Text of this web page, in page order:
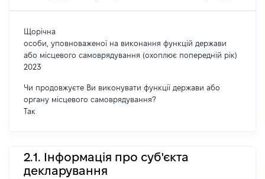
Щорічна
особи, уповноваженої на виконання функцій держави
або місцевого самоврядування (охоплює попередній рік)
2023
Чи продовжуєте Ви виконувати функції держави або
органу місцевого самоврядування?
Так
2.1. Інформація про суб'єкта
декларування